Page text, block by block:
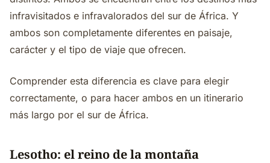
infravisitados e infravalorados del sur de África. Y
ambos son completamente diferentes en paisaje,
carácter y el tipo de viaje que ofrecen.
Comprender esta diferencia es clave para elegir
correctamente, o para hacer ambos en un itinerario
más largo por el sur de África.
Lesotho: el reino de la montaña